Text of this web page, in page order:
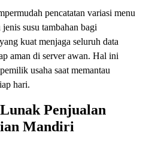
pencatatan variasi menu
susu tambahan bagi
kuat menjaga seluruh data
aman di server awan. Hal ini
usaha saat memantau
hari.
Penjualan
Mandiri